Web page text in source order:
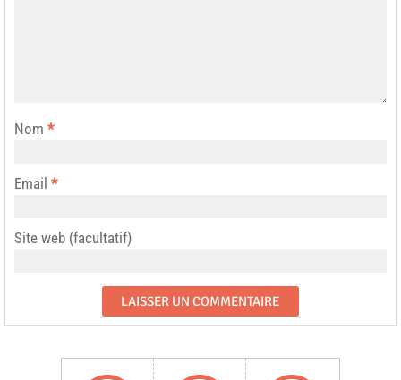
Nom *
Email *
Site web (facultatif)